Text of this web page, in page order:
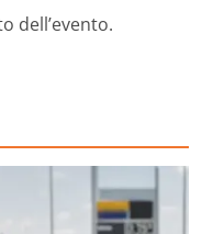
dell’evento.